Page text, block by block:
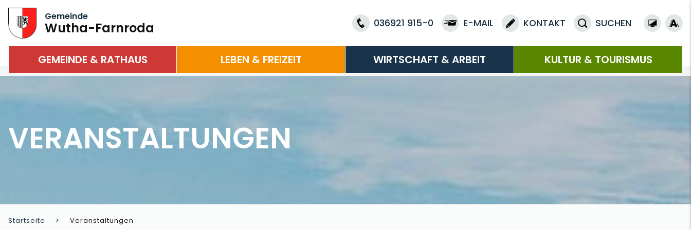
Gemeinde
Wutha-Farnroda 036921 915-0 E-MAIL KONTAKT SUCHEN
GEMEINDE & RATHAUS LEBEN & FREIZEIT WIRTSCHAFT & ARBEIT KULTUR & TOURISMUS
VERANSTALTUNGEN
Startseite Veranstaltungen